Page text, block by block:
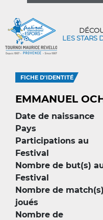
LES STARS
FICHE D'IDENTITÉ
EMMANUEL
Date de naissance
Pays
Participations au
Festival
Nombre de but(s)
Festival
Nombre de match(s)
joués
Nombre de